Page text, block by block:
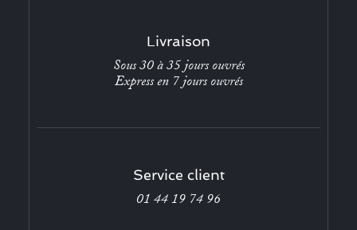
Livraison
Sous 30 à 35 jours ouvrés
Express en 7 jours ouvrés
Service client
01 44 19 74 96